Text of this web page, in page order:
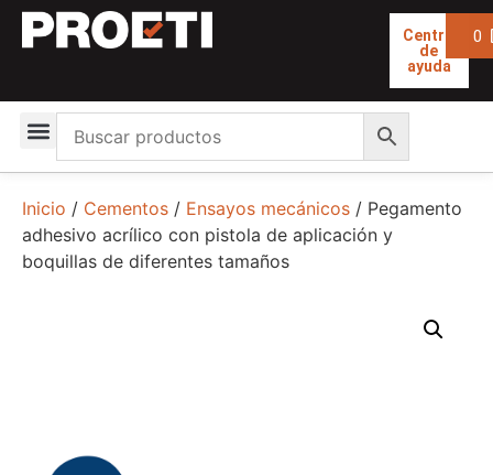
Centro
de
ayuda
0
Inicio / Cementos / Ensayos mecánicos / Pegamento
adhesivo acrílico con pistola de aplicación y
boquillas de diferentes tamaños